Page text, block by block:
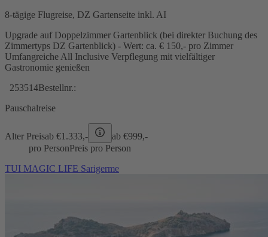
8-tägige Flugreise, DZ Gartenseite inkl. AI
Upgrade auf Doppelzimmer Gartenblick (bei direkter Buchung des
Zimmertyps DZ Gartenblick) - Wert: ca. € 150,- pro Zimmer
Umfangreiche All Inclusive Verpflegung mit vielfältiger
Gastronomie genießen
253514Bestellnr.:
Pauschalreise
Alter Preisab €1.333,- ab €999,-
pro PersonPreis pro Person
TUI MAGIC LIFE Sarigerme